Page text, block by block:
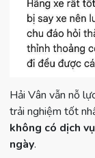
Hải Vân vẫn nỗ
trải nghiệm tốt
không có dịch
ngày.